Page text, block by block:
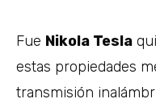
Fue Nikola Tesla
estas propiedades
transmisión